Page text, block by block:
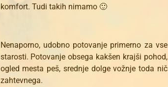
komfort. Tudi takih nimamo 🙂
Nenaporno, udobno potovanje primerno za vse
starosti. Potovanje obsega kakšen krajši pohod,
ogled mesta peš, srednje dolge vožnje toda nič
zahtevnega.